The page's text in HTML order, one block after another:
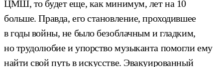
ЦМШ, то будет еще, как минимум, лет на 10
больше. Правда, его становление, проходившее
в годы войны, не было безоблачным и гладким,
но трудолюбие и упорство музыканта помогли ему
найти свой путь в искусстве. Эвакуированный